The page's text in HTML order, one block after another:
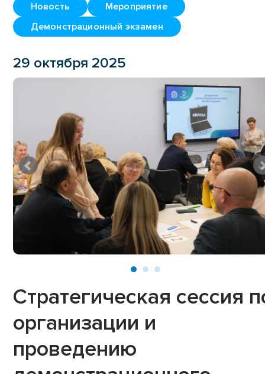
Новость
Мероприятие
Демонстрационный экзамен
29 октября 2025
Стратегическая сессия
организации и
проведению